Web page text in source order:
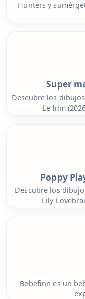
Hunters y
Super
Descubre los
Le film
Poppy
Descubre los
Lily
Bebefinn es un